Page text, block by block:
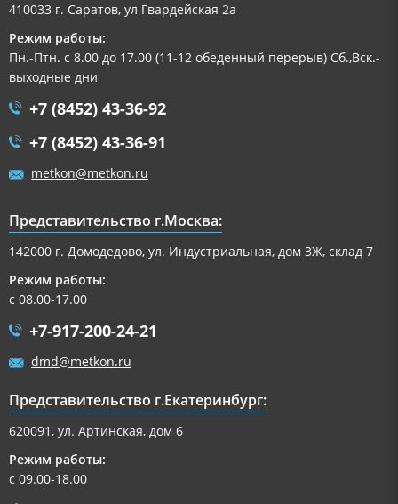
410033 г. Саратов, ул Гвардейская 2а
Режим работы:
Пн.-Птн. с 8.00 до 17.00 (11-12 обеденный перерыв) Сб.,Вск.-
выходные дни
+7 (8452) 43-36-92
+7 (8452) 43-36-91
metkon@metkon.ru
Представительство г.Москва:
142000 г. Домодедово, ул. Индустриальная, дом 3Ж, склад 7
Режим работы:
с 08.00-17.00
+7-917-200-24-21
dmd@metkon.ru
Представительство г.Екатеринбург:
620091, ул. Артинская, дом 6
Режим работы:
с 09.00-18.00